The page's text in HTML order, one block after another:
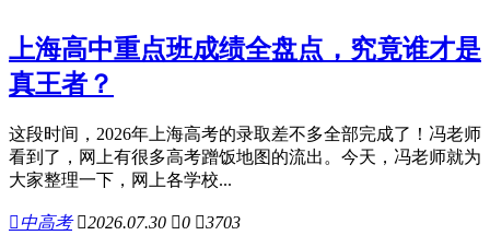
上海高中重点班成绩全盘点，究竟谁才是
真王者？
这段时间，2026年上海高考的录取差不多全部完成了！冯老师
看到了，网上有很多高考蹭饭地图的流出。今天，冯老师就为
大家整理一下，网上各学校...
中高考 2026.07.30 0 3703